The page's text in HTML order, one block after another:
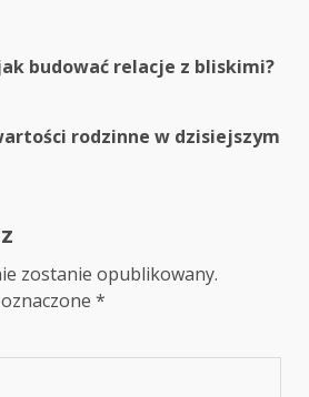
budować relacje z bliskimi?
rodzinne w dzisiejszym
zostanie opublikowany.
*